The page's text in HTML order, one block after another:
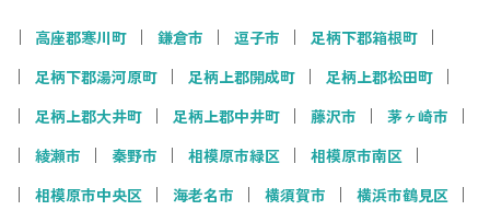
高座郡寒川町 鎌倉市 逗子市
足柄下郡箱根町
足柄下郡湯河原町
足柄上郡開成町
足柄上郡松田町
足柄上郡大井町
足柄上郡中井町 藤沢市
茅ヶ崎市
綾瀬市
秦野市 相模原市緑区
相模原市南区
相模原市中央区
海老名市 横須賀市
横浜市鶴見区